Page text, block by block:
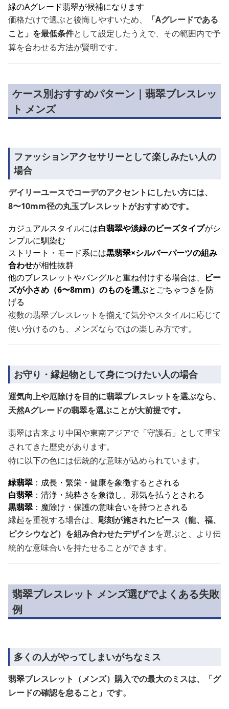
緑のAグレード翡翠が候補になります
価格だけで選ぶと後悔しやすいため、
「Aグレードである
こと」を最低条件として設定したうえで、その範囲内で予
算を合わせる方法が賢明です。
ケース別おすすめパターン｜翡翠ブレスレッ
ト メンズ
ファッションアクセサリーとして楽しみたい人の
場合
デイリーユースでコーデのアクセントにしたい方には、
8〜10mm径の丸玉ブレスレットがおすすめです。
カジュアルスタイルには白翡翠や淡緑のビーズタイプがシ
ンプルに馴染む
ストリート・モード系には黒翡翠×シルバーパーツの組み
合わせが相性抜群
他のブレスレットやバングルと重ね付けする場合は、
ビー
ズが小さめ（6〜8mm）のものを選ぶとごちゃつきを防
げる
複数の翡翠ブレスレットを揃えて気分やスタイルに応じて
使い分けるのも、メンズならではの楽しみ方です。
お守り・縁起物として身につけたい人の場合
運気向上や厄除けを目的に翡翠ブレスレットを選ぶなら、
天然Aグレードの翡翠を選ぶことが大前提です。
翡翠は古来より中国や東南アジアで「守護石」として重宝
されてきた歴史があります。
特に以下の色には伝統的な意味が込められています。
緑翡翠 ：成長・繁栄・健康を象徴するとされる
白翡翠 ：清浄・純粋さを象徴し、邪気を払うとされる
黒翡翠 ：魔除け・保護の意味合いを持つとされる
縁起を重視する場合は、 彫刻が施されたピース（龍、福、
ピクシウなど）を組み合わせたデザインを選ぶと、より伝
統的な意味合いを持たせることができます。
翡翠ブレスレット メンズ選びでよくある失敗
例
多くの人がやってしまいがちなミス
翡翠ブレスレット（メンズ）購入での最大のミスは、「グ
レードの確認を怠ること」です。